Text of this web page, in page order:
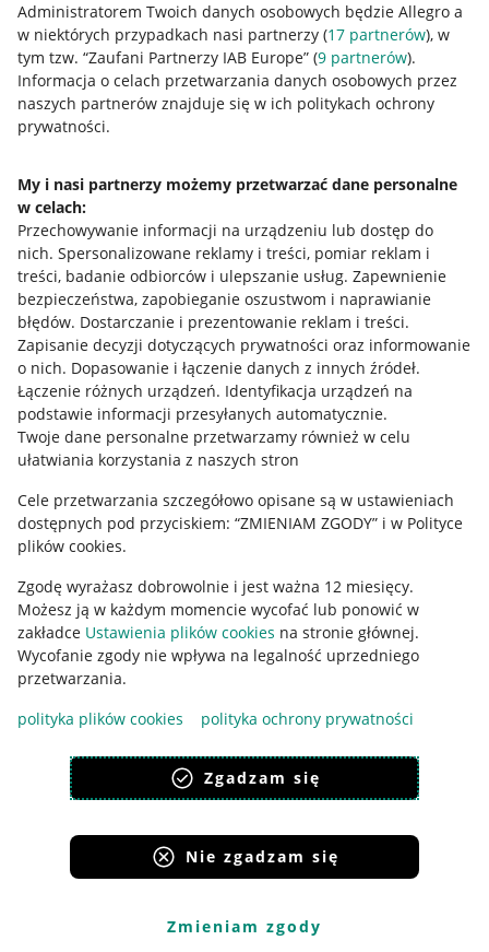
Administratorem Twoich danych osobowych będzie Allegro a
w niektórych przypadkach nasi partnerzy (17 partnerów), w
tym tzw. “Zaufani Partnerzy IAB Europe” (9 partnerów).
Informacja o celach przetwarzania danych osobowych przez
naszych partnerów znajduje się w ich politykach ochrony
prywatności.
My i nasi partnerzy możemy przetwarzać dane personalne
w celach:
Przechowywanie informacji na urządzeniu lub dostęp do
nich. Spersonalizowane reklamy i treści, pomiar reklam i
treści, badanie odbiorców i ulepszanie usług. Zapewnienie
bezpieczeństwa, zapobieganie oszustwom i naprawianie
błędów. Dostarczanie i prezentowanie reklam i treści.
Zapisanie decyzji dotyczących prywatności oraz informowanie
o nich. Dopasowanie i łączenie danych z innych źródeł.
Łączenie różnych urządzeń. Identyfikacja urządzeń na
podstawie informacji przesyłanych automatycznie.
Twoje dane personalne przetwarzamy również w celu
ułatwiania korzystania z naszych stron
Cele przetwarzania szczegółowo opisane są w ustawieniach
dostępnych pod przyciskiem: “ZMIENIAM ZGODY” i w Polityce
plików cookies.
Zgodę wyrażasz dobrowolnie i jest ważna 12 miesięcy.
Możesz ją w każdym momencie wycofać lub ponowić w
zakładce Ustawienia plików cookies na stronie głównej.
Wycofanie zgody nie wpływa na legalność uprzedniego
przetwarzania.
polityka plików cookies
polityka ochrony prywatności
Zgadzam się
Nie zgadzam się
Zmieniam zgody
Mapa miejscowości
Informacje prawne
Regulamin
Ustawienia plików "cookies"
Udostępnianie lokalizacji
Informacje dla Aktu o Usługach Cyfrowych
Pobierz aplikację
Korzystanie z serwisu oznacza akceptację regulaminu.